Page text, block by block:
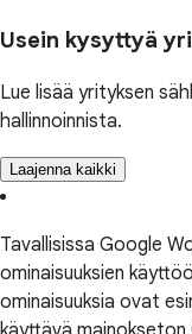
Usein kysyttyä
Lue lisää yrityksen
hallinnoinnista.
Laajenna kaikki
Tavallisissa Google
ominaisuuksien
ominaisuuksia ovat